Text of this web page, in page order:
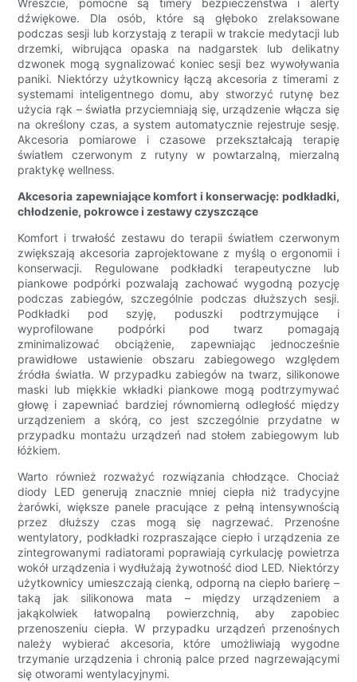
Wreszcie, pomocne są timery bezpieczeństwa i alerty
dźwiękowe. Dla osób, które są głęboko zrelaksowane
podczas sesji lub korzystają z terapii w trakcie medytacji lub
drzemki, wibrująca opaska na nadgarstek lub delikatny
dzwonek mogą sygnalizować koniec sesji bez wywoływania
paniki. Niektórzy użytkownicy łączą akcesoria z timerami z
systemami inteligentnego domu, aby stworzyć rutynę bez
użycia rąk – światła przyciemniają się, urządzenie włącza się
na określony czas, a system automatycznie rejestruje sesję.
Akcesoria pomiarowe i czasowe przekształcają terapię
światłem czerwonym z rutyny w powtarzalną, mierzalną
praktykę wellness.
Akcesoria zapewniające komfort i konserwację: podkładki,
chłodzenie, pokrowce i zestawy czyszczące
Komfort i trwałość zestawu do terapii światłem czerwonym
zwiększają akcesoria zaprojektowane z myślą o ergonomii i
konserwacji. Regulowane podkładki terapeutyczne lub
piankowe podpórki pozwalają zachować wygodną pozycję
podczas zabiegów, szczególnie podczas dłuższych sesji.
Podkładki pod szyję, poduszki podtrzymujące i
wyprofilowane podpórki pod twarz pomagają
zminimalizować obciążenie, zapewniając jednocześnie
prawidłowe ustawienie obszaru zabiegowego względem
źródła światła. W przypadku zabiegów na twarz, silikonowe
maski lub miękkie wkładki piankowe mogą podtrzymywać
głowę i zapewniać bardziej równomierną odległość między
urządzeniem a skórą, co jest szczególnie przydatne w
przypadku montażu urządzeń nad stołem zabiegowym lub
łóżkiem.
Warto również rozważyć rozwiązania chłodzące. Chociaż
diody LED generują znacznie mniej ciepła niż tradycyjne
żarówki, większe panele pracujące z pełną intensywnością
przez dłuższy czas mogą się nagrzewać. Przenośne
wentylatory, podkładki rozpraszające ciepło i urządzenia ze
zintegrowanymi radiatorami poprawiają cyrkulację powietrza
wokół urządzenia i wydłużają żywotność diod LED. Niektórzy
użytkownicy umieszczają cienką, odporną na ciepło barierę –
taką jak silikonowa mata – między urządzeniem a
jakąkolwiek łatwopalną powierzchnią, aby zapobiec
przenoszeniu ciepła. W przypadku urządzeń przenośnych
należy wybierać akcesoria, które umożliwiają wygodne
trzymanie urządzenia i chronią palce przed nagrzewającymi
się otworami wentylacyjnymi.